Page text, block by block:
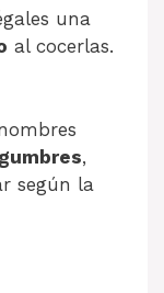
una
al cocerlas.
,
según la